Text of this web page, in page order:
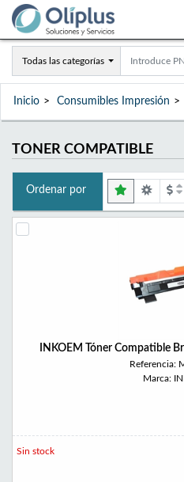
Todas las categorías
Inicio Consumibles Impresión
TONER COMPATIBLE
Ordenar por
INKOEM Tóner Compatible
Referencia:
Marca:
Sin stock